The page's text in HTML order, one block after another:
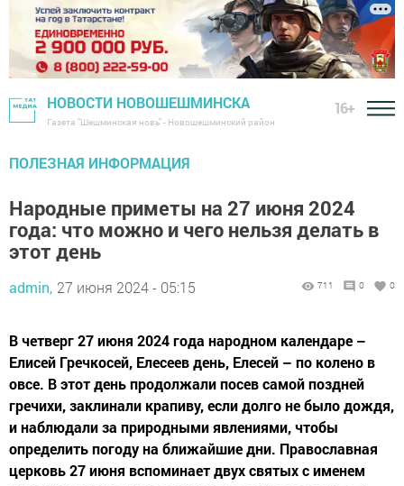
НОВОСТИ НОВОШЕШМИНСКА
Газета "Шешминская новь" - Новошешминский район
16+
ПОЛЕЗНАЯ ИНФОРМАЦИЯ
Народные приметы на 27 июня 2024
года: что можно и чего нельзя делать в
этот день
admin, 27 июня 2024 - 05:15 711 0 0
В четверг 27 июня 2024 года народном календаре –
Елисей Гречкосей, Елесеев день, Елесей – по колено в
овсе. В этот день продолжали посев самой поздней
гречихи, заклинали крапиву, если долго не было дождя,
и наблюдали за природными явлениями, чтобы
определить погоду на ближайшие дни. Православная
церковь 27 июня вспоминает двух святых с именем